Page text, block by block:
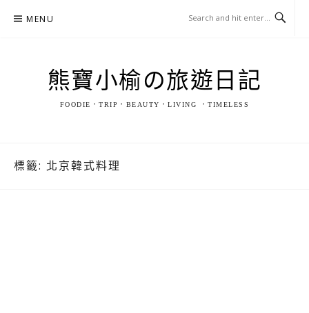
MENU
熊寶小榆の旅遊日記
FOODIE．TRIP．BEAUTY．LIVING ．TIMELESS
標籤: 北京韓式料理